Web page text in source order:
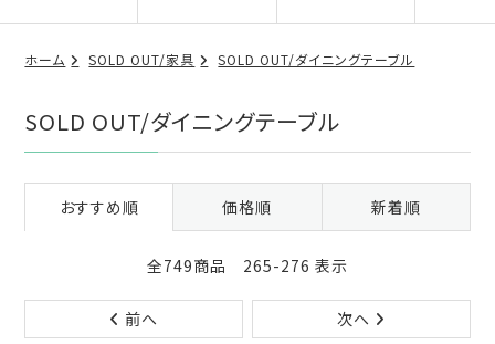
ホーム SOLD OUT/家具 SOLD OUT/ダイニングテーブル
SOLD OUT/ダイニングテーブル
おすすめ順 価格順 新着順
全749商品 265-276 表示
前へ 次へ